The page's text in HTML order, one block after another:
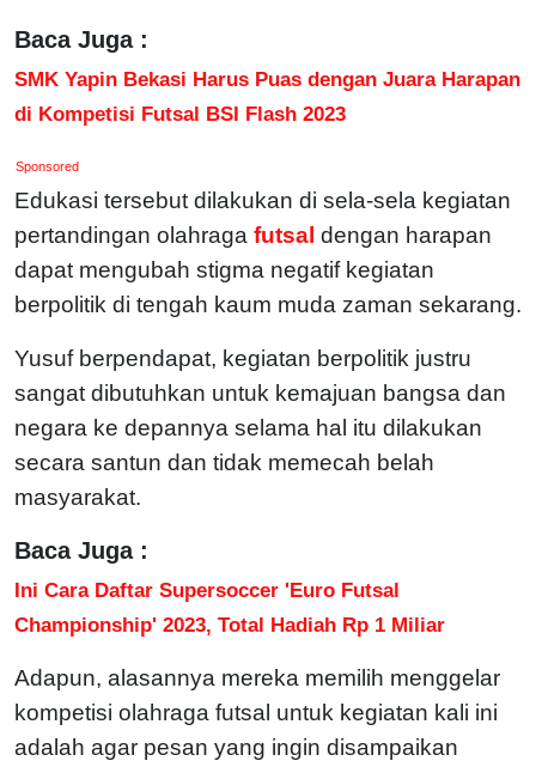
Baca Juga :
SMK Yapin Bekasi Harus Puas dengan Juara Harapan
di Kompetisi Futsal BSI Flash 2023
Sponsored
Edukasi tersebut dilakukan di sela-sela kegiatan
pertandingan olahraga futsal dengan harapan
dapat mengubah stigma negatif kegiatan
berpolitik di tengah kaum muda zaman sekarang.
Yusuf berpendapat, kegiatan berpolitik justru
sangat dibutuhkan untuk kemajuan bangsa dan
negara ke depannya selama hal itu dilakukan
secara santun dan tidak memecah belah
masyarakat.
Baca Juga :
Ini Cara Daftar Supersoccer 'Euro Futsal
Championship' 2023, Total Hadiah Rp 1 Miliar
Adapun, alasannya mereka memilih menggelar
kompetisi olahraga futsal untuk kegiatan kali ini
adalah agar pesan yang ingin disampaikan